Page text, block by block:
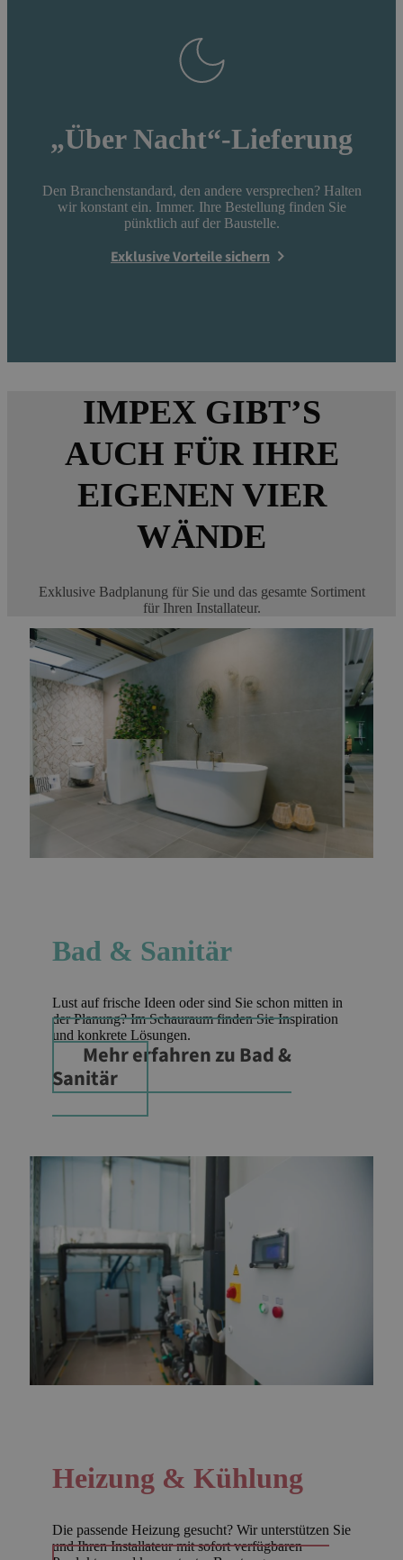
„Über Nacht“-Lieferung
Den Branchenstandard, den andere versprechen? Halten
wir konstant ein. Immer. Ihre Bestellung finden Sie
pünktlich auf der Baustelle.
Exklusive Vorteile sichern
IMPEX GIBT’S
AUCH FÜR IHRE
EIGENEN VIER
WÄNDE
Exklusive Badplanung für Sie und das gesamte Sortiment
für Ihren Installateur.
Bad & Sanitär
Lust auf frische Ideen oder sind Sie schon mitten in
der Planung? Im Schauraum finden Sie Inspiration
und konkrete Lösungen.
Mehr erfahrenzu Bad &
Sanitär
Heizung & Kühlung
Die passende Heizung gesucht? Wir unterstützen Sie
und Ihren Installateur mit sofort verfügbaren